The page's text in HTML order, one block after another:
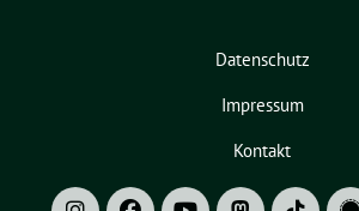
Datenschutz
Impressum
Kontakt